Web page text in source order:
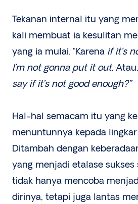
Tekanan internal itu yang
kali membuat ia kesulitan
yang ia mulai. “Karena if it’s
I’m not gonna put it out. Atau,
say if it’s not good enough?”
Hal-hal semacam itu yang
menuntunnya kepada
Ditambah dengan
yang menjadi etalase sukses
tidak hanya mencoba
dirinya, tetapi juga lantas